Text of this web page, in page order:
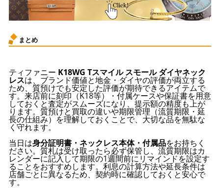
まとめ
ティファニー K18WG Tスマイル スモール ダイヤネック
レスは、ブランド価値と地金・ダイヤの評価が両立する
ため、質預けでも安定した評価が期待できるアイテムで
す。来店前に刻印（K18等）・付属ケースや保証書を用意
しておくと査定がスムーズになり、提示額の精度も上が
ります。質預けと買取の違いや期限管理（流質期限・延
長の仕組み）を理解しておくことで、大切な品を無駄な
く守れます。
当日は身分証明書・ネックレス本体・付属品をお持ちく
ださい。質札は受け取ったら必ず保管し、流質期限はカ
レンダーに記入して期限の1週間前にリマインドを設定す
ることをおすすめします。利息の計算方法や延長条件は
店舗ごとに異なるため、契約時に確認しておくと安心で
す。